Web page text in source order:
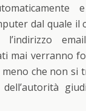
dal quale il
l’indirizzo
mai verranno
che non si